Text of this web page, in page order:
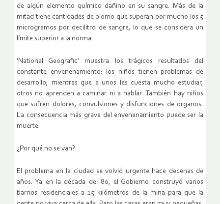
de algún elemento químico dañino en su sangre. Más de la
mitad tiene cantidades de plomo que superan por mucho los 5
microgramos por decilitro de sangre, lo que se considera un
límite superior a la norma.
‘National Geografic’ muestra los trágicos resultados del
constante envenenamiento: los niños tienen problemas de
desarrollo; mientras que a unos les cuesta mucho estudiar,
otros no aprenden a caminar ni a hablar. También hay niños
que sufren dolores, convulsiones y disfunciones de órganos.
La consecuencia más grave del envenenamiento puede ser la
muerte.
¿Por qué no se van?
El problema en la ciudad se volvió urgente hace decenas de
años. Ya en la década del 80, el Gobierno construyó varios
barrios residenciales a 15 kilómetros de la mina para que la